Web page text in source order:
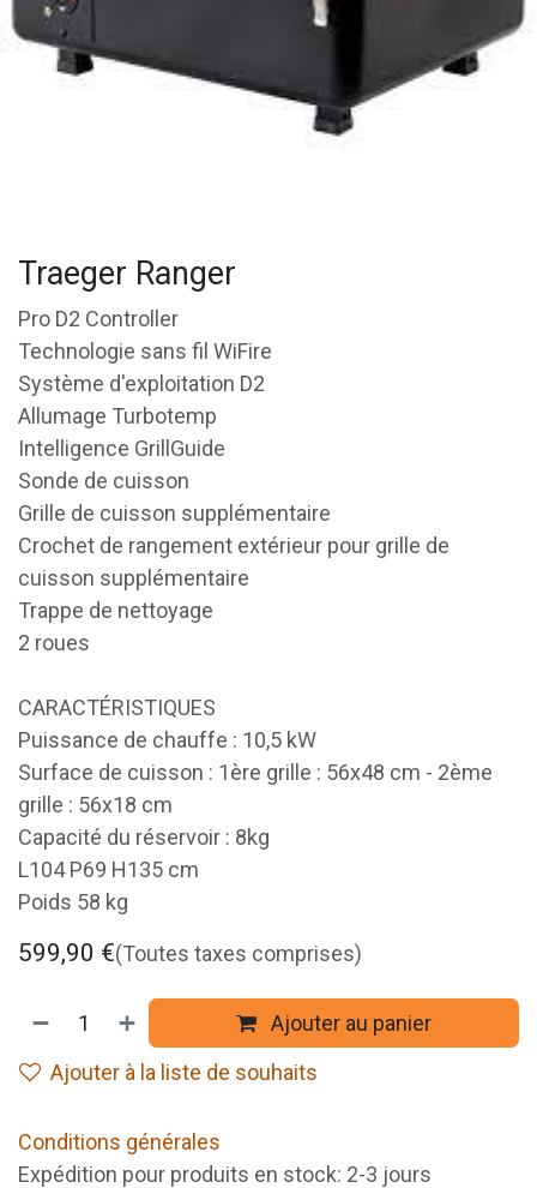
Traeger Ranger
Pro D2 Controller
Technologie sans fil WiFire
Système d'exploitation D2
Allumage Turbotemp
Intelligence GrillGuide
Sonde de cuisson
Grille de cuisson supplémentaire
Crochet de rangement extérieur pour grille de
cuisson supplémentaire
Trappe de nettoyage
2 roues
CARACTÉRISTIQUES
Puissance de chauffe : 10,5 kW
Surface de cuisson : 1ère grille : 56x48 cm - 2ème
grille : 56x18 cm
Capacité du réservoir : 8kg
L104 P69 H135 cm
Poids 58 kg
599,90 €(Toutes taxes comprises)
Ajouter au panier
Ajouter à la liste de souhaits
Conditions générales
Expédition pour produits en stock: 2-3 jours